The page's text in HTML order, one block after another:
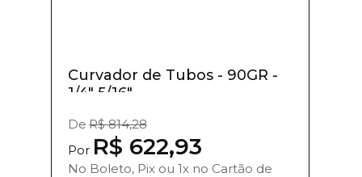
Curvador de Tubos - 90GR -
1/4" 5/16"...
De R$ 814,28
Por R$ 622,93
No Boleto, Pix ou 1x no Cartão de